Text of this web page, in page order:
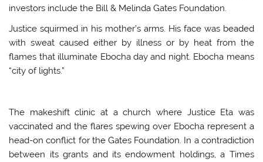
investors include the Bill & Melinda Gates Foundation.
Justice squirmed in his mother’s arms. His face was beaded
with sweat caused either by illness or by heat from the
flames that illuminate Ebocha day and night. Ebocha means
“city of lights.”
The makeshift clinic at a church where Justice Eta was
vaccinated and the flares spewing over Ebocha represent a
head-on conflict for the Gates Foundation. In a contradiction
between its grants and its endowment holdings, a Times